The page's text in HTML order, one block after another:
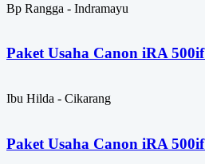
Bp Rangga - Indramayu
Paket Usaha Canon iRA
Ibu Hilda - Cikarang
Paket Usaha Canon iRA